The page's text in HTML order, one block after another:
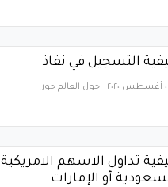
حول العالم حور
تداول الاسهم
أو الإمارات